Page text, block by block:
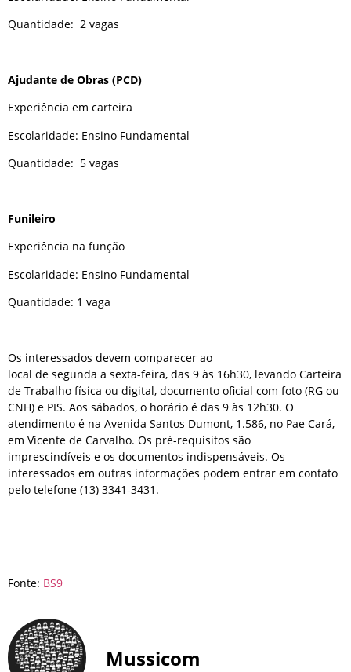
Quantidade: 2 vagas
Ajudante de Obras (PCD)
Experiência em carteira
Escolaridade: Ensino Fundamental
Quantidade: 5 vagas
Funileiro
Experiência na função
Escolaridade: Ensino Fundamental
Quantidade: 1 vaga
Os interessados devem comparecer ao
local de segunda a sexta-feira, das 9 às 16h30, levando Carteira
de Trabalho física ou digital, documento oficial com foto (RG ou
CNH) e PIS. Aos sábados, o horário é das 9 às 12h30. O
atendimento é na Avenida Santos Dumont, 1.586, no Pae Cará,
em Vicente de Carvalho. Os pré-requisitos são
imprescindíveis e os documentos indispensáveis. Os
interessados em outras informações podem entrar em contato
pelo telefone (13) 3341-3431.
Fonte: BS9
Mussicom